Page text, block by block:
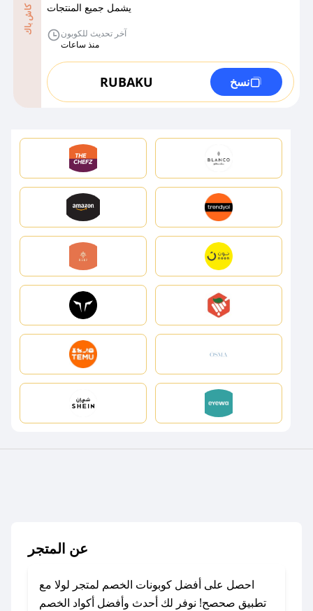
كاش باك يشمل جميع المنتجات
آخر تحديث للكوبون
منذ ساعات
RUBAKU نسخ
عن المتجر
احصل على أفضل كوبونات الخصم لمتجر لولا مع
تطبيق صحصح! نوفر لك أحدث وأفضل أكواد الخصم